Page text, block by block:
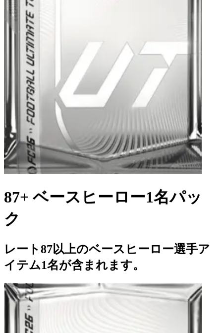
87+ ベースヒーロー1名パッ
ク
レート87以上のベースヒーロー選手ア
イテム1名が含まれます。